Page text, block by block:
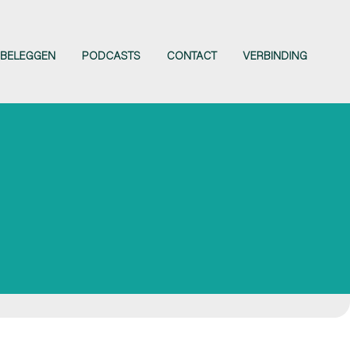
BELEGGEN PODCASTS CONTACT VERBINDING